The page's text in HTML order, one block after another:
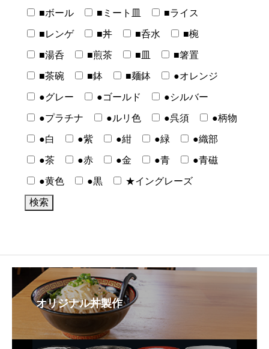
■ボール ■ミート皿 ■ライス
■レンゲ ■丼 ■呑水 ■椀
■湯呑 ■煎茶 ■皿 ■箸置
■茶碗 ■鉢 ■麺鉢 ●オレンジ
●グレー ●ゴールド ●シルバー
●プラチナ ●ルリ色 ●呉須 ●柄物
●白 ●紫 ●紺 ●緑 ●織部
●茶 ●赤 ●金 ●青 ●青磁
●黄色 ●黒 ★イングレーズ
オリジナル丼製作